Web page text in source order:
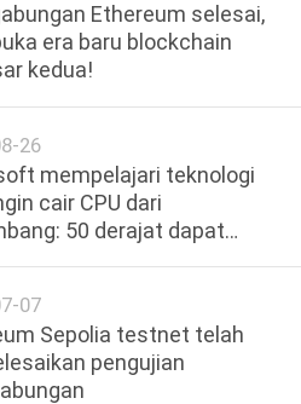
Ethereum selesai,
era baru blockchain
kedua!
26
mempelajari teknologi
cair CPU dari
50 derajat dapat
07
Sepolia testnet telah
pengujian